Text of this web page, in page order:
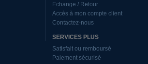
Echange / Retour
Accès à mon compte client
Contactez-nous
SERVICES PLUS
Satisfait ou remboursé
Paiement sécurisé